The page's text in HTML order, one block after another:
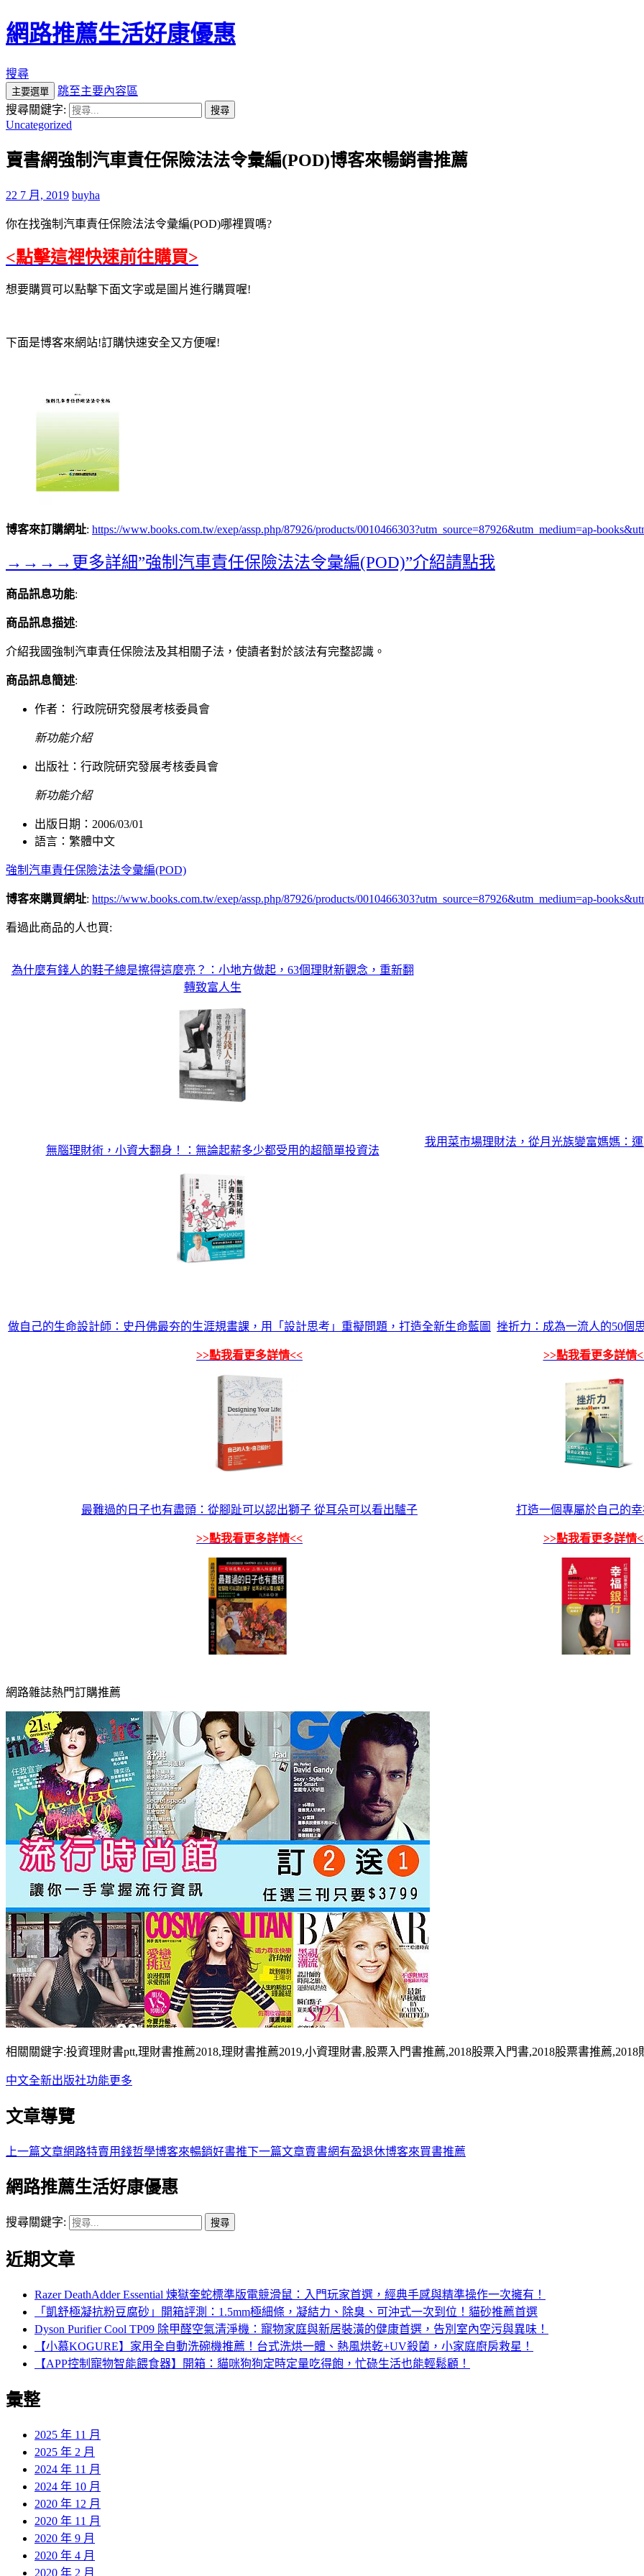
網路推薦生活好康優惠
搜尋
主要選單
跳至主要內容區
搜尋關鍵字:
Uncategorized
賣書網強制汽車責任保險法法令彙編(POD)博客來暢銷書推薦
22 7 月, 2019 buyha
你在找強制汽車責任保險法法令彙編(POD)哪裡買嗎?
<點擊這裡快速前往購買>
想要購買可以點擊下面文字或是圖片進行購買喔!
下面是博客來網站!訂購快速安全又方便喔!
博客來訂購網址: https://www.books.com.tw/exep/assp.php/87926/products/0010466303?utm_source=87926&utm_medium=ap-
→→→→更多詳細”強制汽車責任保險法法令彙編(POD)”介紹請點我
商品訊息功能:
商品訊息描述:
介紹我國強制汽車責任保險法及其相關子法，使讀者對於該法有完整認識。
商品訊息簡述:
作者： 行政院研究發展考核委員會
新功能介紹
出版社： 行政院研究發展考核委員會
新功能介紹
出版日期：2006/03/01
語言：繁體中文
強制汽車責任保險法法令彙編(POD)
博客來購買網址: https://www.books.com.tw/exep/assp.php/87926/products/0010466303?utm_source=87926&utm_medium=ap-
看過此商品的人也買:
為什麼有錢人的鞋子總是擦得這麼亮？：小地方做起，63個理財新觀念，重新翻
轉致富人生
無腦理財術，小資大翻身！：無論起薪多少都受用的超簡單投資法
我用菜市場理財法，從月光族變富媽媽：
做自己的生命設計師：史丹佛最夯的生涯規畫課，用「設計思考」重擬問題，打造全新生命藍圖
>>點我看更多詳情<<
挫折力：成為一流人的50個
>>點我看更多詳情
最難過的日子也有盡頭：從腳趾可以認出獅子 從耳朵可以看出驢子
>>點我看更多詳情<<
打造一個專屬於自己的
>>點我看更多詳情
網路雜誌熱門訂購推薦
相關關鍵字:投資理財書ptt,理財書推薦2018,理財書推薦2019,小資理財書,股票入門書推薦,2018股票入門書,2018股票書推薦
中文全新出版社功能更多
文章導覽
上一篇文章網路特賣用錢哲學博客來暢銷好書推下一篇文章賣書網有盈退休博客來買書推薦
網路推薦生活好康優惠
搜尋關鍵字:
近期文章
Razer DeathAdder Essential 煉獄奎蛇標準版電競滑鼠：入門玩家首選，經典手感與精準操作一次擁有！
「凱舒極凝抗粉豆腐砂」開箱評測：1.5mm極細條，凝結力、除臭、可沖式一次到位！貓砂推薦首選
Dyson Purifier Cool TP09 除甲醛空氣清淨機：寵物家庭與新居裝潢的健康首選，告別室內空污與異味！
【小慕KOGURE】家用全自動洗碗機推薦！台式洗烘一體、熱風烘乾+UV殺菌，小家庭廚房救星！
【APP控制寵物智能餵食器】開箱：貓咪狗狗定時定量吃得飽，忙碌生活也能輕鬆顧！
彙整
2025 年 11 月
2025 年 2 月
2024 年 11 月
2024 年 10 月
2020 年 12 月
2020 年 11 月
2020 年 9 月
2020 年 4 月
2020 年 2 月